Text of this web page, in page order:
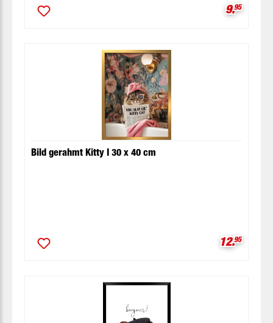
9.95
Bild gerahmt Kitty I 30 x 40 cm
12.95